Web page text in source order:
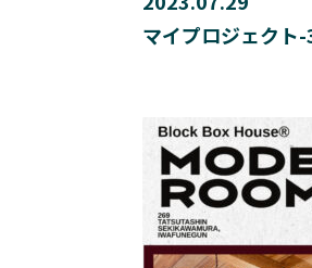
マイプロジェクト